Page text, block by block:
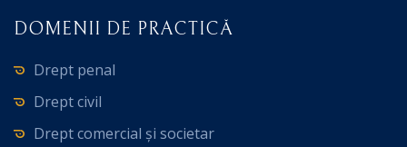
DOMENII DE PRACTICĂ
Drept penal
Drept civil
Drept comercial și societar